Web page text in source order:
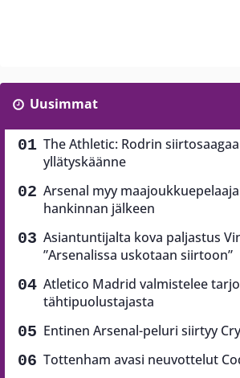
Uusimmat
The Athletic: Rodrin
yllätyskäänne
Arsenal myy
hankinnan jälkeen
Asiantuntijalta kova paljastus
”Arsenalissa uskotaan siirtoon”
Atletico Madrid valmistelee
tähtipuolustajasta
Entinen Arsenal-peluri siirtyy
Tottenham avasi neuvottelut